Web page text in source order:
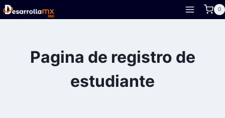
Skip
to
0
Pagina de registro de
estudiante